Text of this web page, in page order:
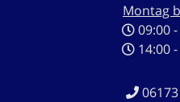
Montag
09:00
14:00